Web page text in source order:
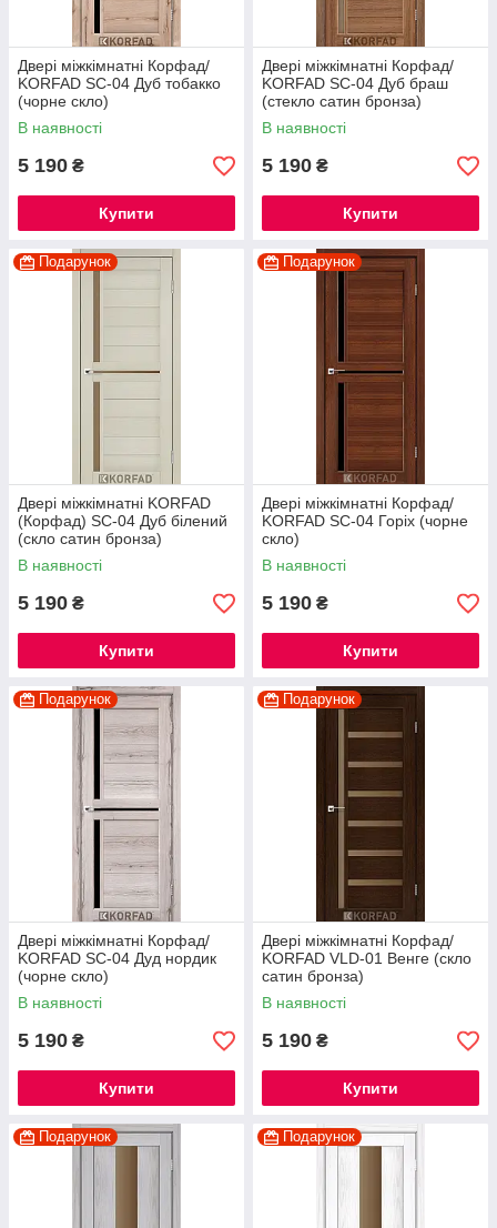
Двері міжкімнатні Корфад/
KORFAD SC-04 Дуб тобакко
(чорне скло)
В наявності
5 190 ₴
Купити
Двері міжкімнатні Корфад/
KORFAD SC-04 Дуб браш
(стекло сатин бронза)
В наявності
5 190 ₴
Купити
Подарунок
Двері міжкімнатні KORFAD
(Корфад) SC-04 Дуб білений
(скло сатин бронза)
В наявності
5 190 ₴
Купити
Подарунок
Двері міжкімнатні Корфад/
KORFAD SC-04 Горіх (чорне
скло)
В наявності
5 190 ₴
Купити
Подарунок
Двері міжкімнатні Корфад/
KORFAD SC-04 Дуд нордик
(чорне скло)
В наявності
5 190 ₴
Купити
Подарунок
Двері міжкімнатні Корфад/
KORFAD VLD-01 Венге (скло
сатин бронза)
В наявності
5 190 ₴
Купити
Подарунок Подарунок